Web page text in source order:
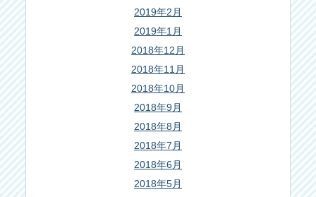
2019年2月
2019年1月
2018年12月
2018年11月
2018年10月
2018年9月
2018年8月
2018年7月
2018年6月
2018年5月